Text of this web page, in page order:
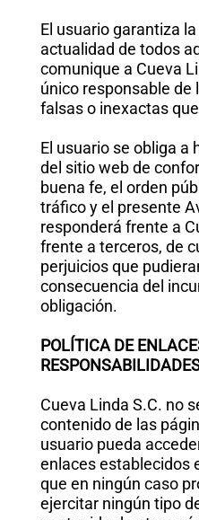
El usuario garantiza
actualidad de todos
comunique a Cueva
único responsable
falsas o inexactas
El usuario se obliga a
del sitio web de
buena fe, el orden
tráfico y el presente
responderá frente a
frente a terceros, de
perjuicios que
consecuencia del
obligación.
POLÍTICA DE
Cueva Linda S.C. no
contenido de las
usuario pueda
enlaces establecidos
que en ningún caso
ejercitar ningún tipo